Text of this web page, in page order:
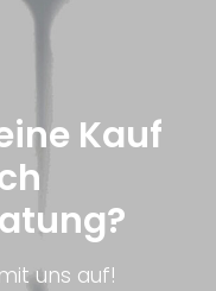
Kauf
uns auf!